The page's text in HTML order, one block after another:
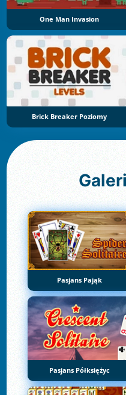
One Man Invasion
Brick Breaker Poziomy
Pasjans Pająk
Pasjans Półksiężyc